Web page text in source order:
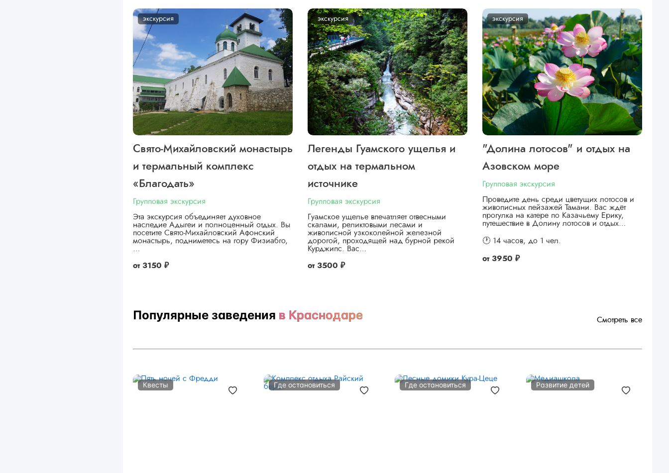
экскурсия
Свято-Михайловский монастырь
и термальный комплекс
«Благодать»
Групповая экскурсия
Эта экскурсия объединяет духовное
наследие Адыгеи и полноценный отдых. Вы
посетите Свято-Михайловский Афонский
монастырь, подниметесь на гору Физиабго,
от 3150 ₽
экскурсия
Легенды Гуамского ущелья и
отдых на термальном
источнике
Групповая экскурсия
Гуамское ущелье впечатляет отвесными
скалами, реликтовыми лесами и
живописной узкоколейной железной
дорогой, проходящей над бурной рекой
Курджипс. Вас…
от 3500 ₽
экскурсия
"Долина лотосов" и отдых на
Азовском море
Групповая экскурсия
Проведите день среди цветущих лотосов и
живописных пейзажей Тамани. Вас ждёт
прогулка на катере по Казачьему Ерику,
путешествие в Долину лотосов и отдых…
🕐 14 часов, до 1 чел.
от 3950 ₽
Популярные заведения в Краснодаре Смотреть все
Квесты Где остановиться Где остановиться Развитие детей